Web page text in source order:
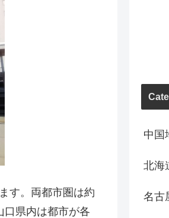
す。両都市圏は約
口県内は都市が各
中国
北海
名古